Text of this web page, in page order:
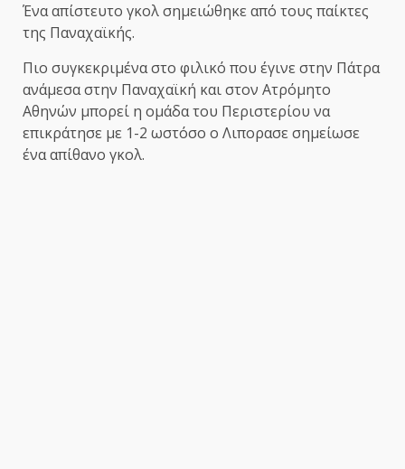
Ένα απίστευτο γκολ σημειώθηκε από τους παίκτες
της Παναχαϊκής.
Πιο συγκεκριμένα στο φιλικό που έγινε στην Πάτρα
ανάμεσα στην Παναχαϊκή και στον Ατρόμητο
Αθηνών μπορεί η ομάδα του Περιστερίου να
επικράτησε με 1-2 ωστόσο ο Λιπορασε σημείωσε
ένα απίθανο γκολ.